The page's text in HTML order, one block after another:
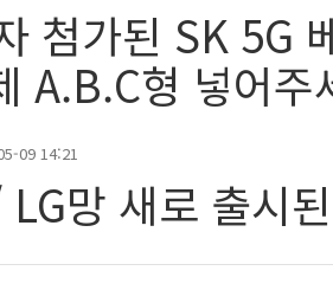
첨가된 SK 5G
A.B.C형 넣어
09 14:21
망 새로 출시